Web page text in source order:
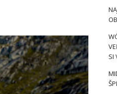
SI